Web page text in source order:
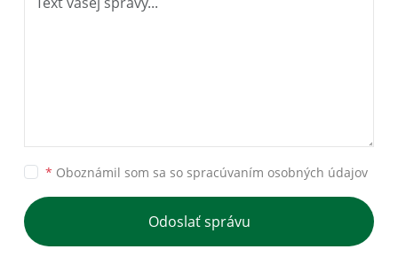
* Oboznámil som sa so spracúvaním osobných údajov
Odoslať správu